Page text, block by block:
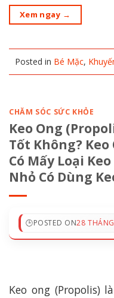
Xem ngay →
Posted in Bé Mặc,
CHĂM SÓC SỨC KHỎE
Keo Ong
Tốt Không? Keo
Có Mấy Loại
Nhỏ Có Dùng
POSTED ON28
Keo ong (Propolis)